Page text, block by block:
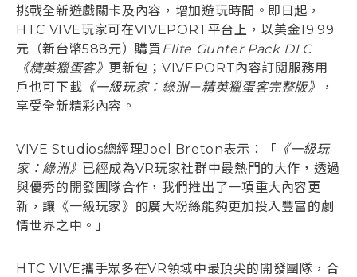
挑戰全新遊戲關卡及內容，增加遊玩時間。即日起，
HTC VIVE玩家可在VIVEPORT平台上，以美金19.99
元（新台幣588元）購買 Elite Gunter Pack DLC
《精英獵蛋客》 更新包；VIVEPORT內容訂閱服務用
戶也可下載 《一級玩家：綠洲－精英獵蛋客完整版》
，
享受全新精彩內容。
VIVE Studios總經理Joel Breton表示：「 《一級玩
家：綠洲》 已經成為VR玩家社群中最熱門的大作，透過
與優秀的開發團隊合作，我們推出了一項重大內容更
新，讓《一級玩家》的廣大粉絲能夠更加投入豐富的劇
情世界之中。」
HTC VIVE攜手眾多在VR領域中最頂尖的開發團隊，合